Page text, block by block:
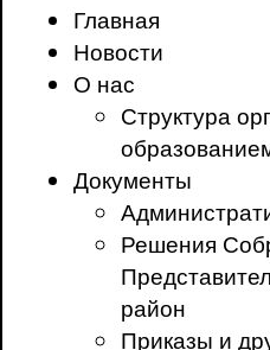
Главная
Новости
О нас
Структура
Документы
Решения
район
Приказы и